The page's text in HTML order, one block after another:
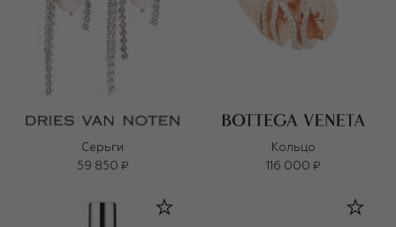
Серьги
59 850 ₽
Кольцо
116 000 ₽